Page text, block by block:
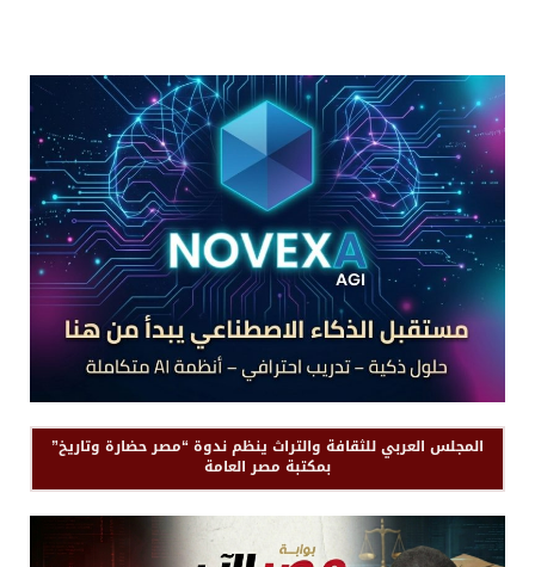
المجلس العربي للثقافة والتراث ينظم ندوة “مصر حضارة وتاريخ”
بمكتبة مصر العامة